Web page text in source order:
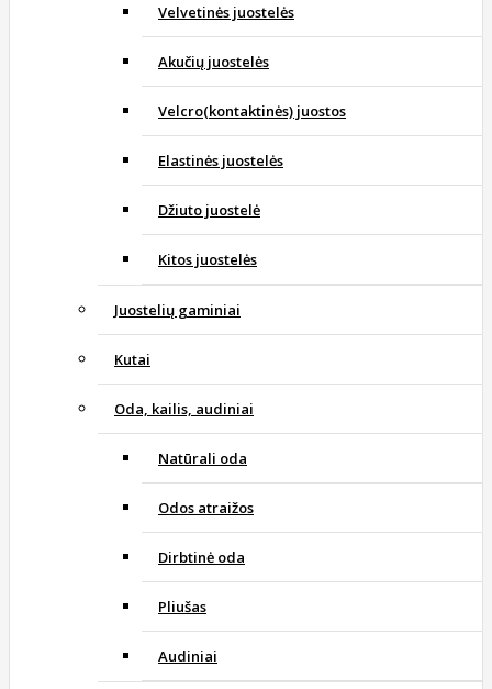
Velvetinės juostelės
Akučių juostelės
Velcro(kontaktinės) juostos
Elastinės juostelės
Džiuto juostelė
Kitos juostelės
Juostelių gaminiai
Kutai
Oda, kailis, audiniai
Natūrali oda
Odos atraižos
Dirbtinė oda
Pliušas
Audiniai